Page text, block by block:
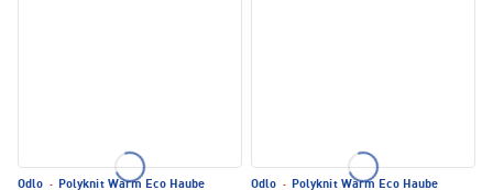
Odlo · Polyknit Warm Eco Haube
Odlo · Polyknit Warm Eco Haube